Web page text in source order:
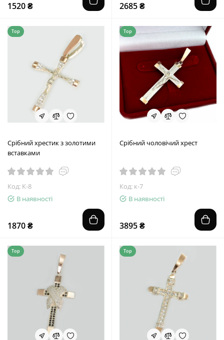
1520 ₴ 2685 ₴
Top
Срібний хрестик з золотими
вставками
Код: К-8
В наявності
1870 ₴
Top
Срібний чоловічий хрест
Код: к-7
В наявності
3895 ₴
Top Top